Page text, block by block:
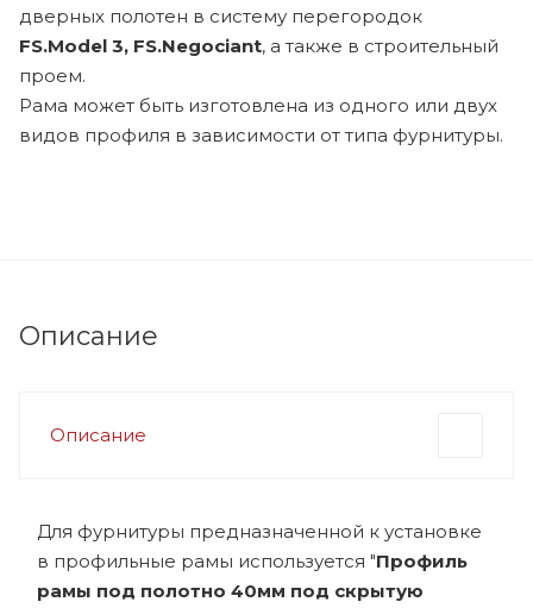
дверных полотен в систему перегородок
FS.Model 3, FS.Negociant, а также в строительный
проем.
Рама может быть изготовлена из одного или двух
видов профиля в зависимости от типа фурнитуры.
Описание
Описание
Для фурнитуры предназначенной к установке
в профильные рамы используется "Профиль
рамы под полотно 40мм под скрытую